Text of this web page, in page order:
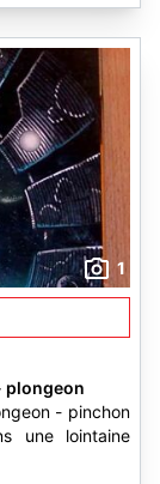
1
plongeon
- pinchon
une lointaine